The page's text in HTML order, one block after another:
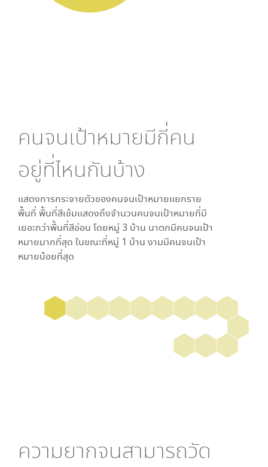
คนจนเป้าหมายมีกี่คน
อยู่ที่ไหนกันบ้าง
แสดงการกระจายตัวของคนจนเป้าหมายแยกราย
พื้นที่ พื้นที่สีเข้มแสดงถึงจำนวนคนจนเป้าหมายที่มี
เยอะกว่าพื้นที่สีอ่อน โดยหมู่ 3 บ้าน นาตกมีคนจนเป้า
หมายมากที่สุด ในขณะที่หมู่ 1 บ้าน งามมีคนจนเป้า
หมายน้อยที่สุด
ความยากจนสามารถวัด